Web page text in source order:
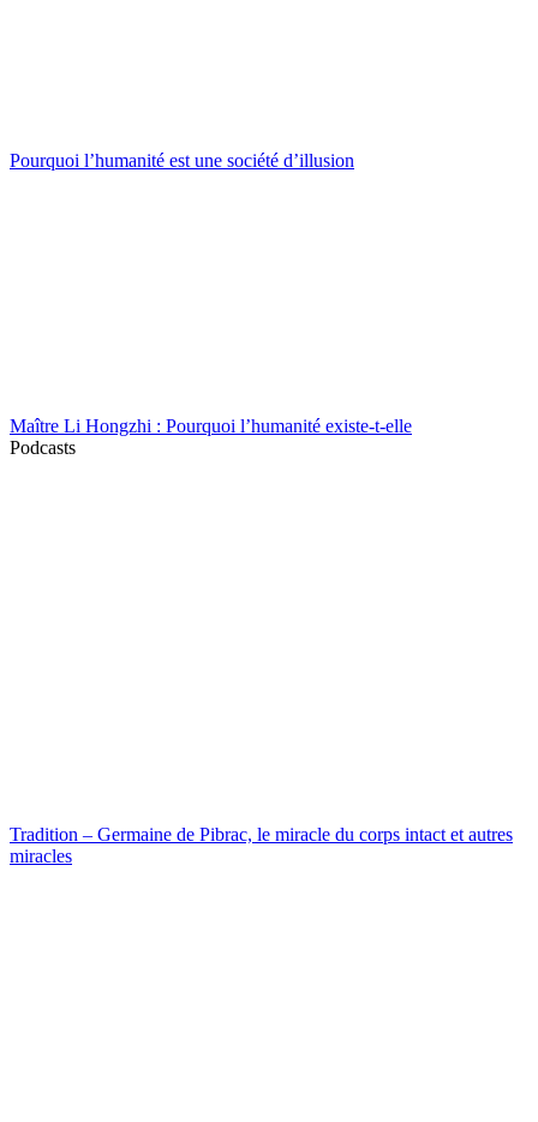
Pourquoi l’humanité est une société d’illusion
Maître Li Hongzhi : Pourquoi l’humanité existe-t-elle
Podcasts
Tradition – Germaine de Pibrac, le miracle du corps intact et autres
miracles